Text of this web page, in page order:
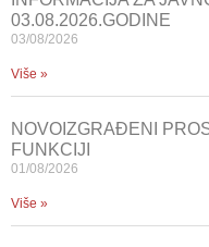
03.08.2026.GODINE
03/08/2026
Više »
NOVOIZGRAĐENI
FUNKCIJI
01/08/2026
Više »